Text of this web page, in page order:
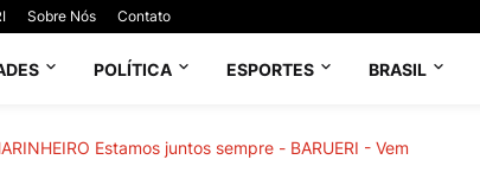
Sobre Nós Contato
POLÍTICA ESPORTES BRASIL
Estamos juntos sempre - BARUERI - Vem